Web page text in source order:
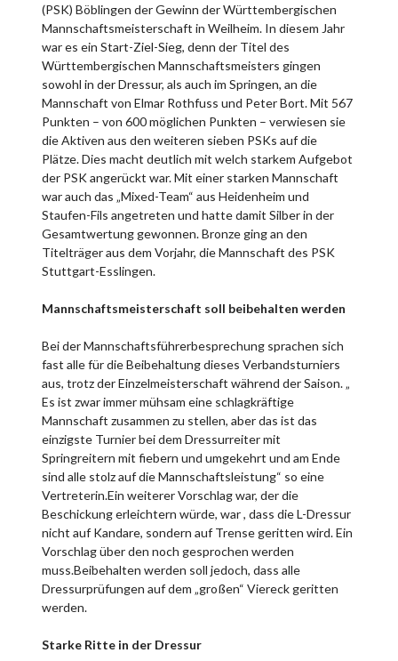
(PSK) Böblingen der Gewinn der Württembergischen
Mannschaftsmeisterschaft in Weilheim. In diesem Jahr
war es ein Start-Ziel-Sieg, denn der Titel des
Württembergischen Mannschaftsmeisters gingen
sowohl in der Dressur, als auch im Springen, an die
Mannschaft von Elmar Rothfuss und Peter Bort. Mit 567
Punkten – von 600 möglichen Punkten – verwiesen sie
die Aktiven aus den weiteren sieben PSKs auf die
Plätze. Dies macht deutlich mit welch starkem Aufgebot
der PSK angerückt war. Mit einer starken Mannschaft
war auch das „Mixed-Team“ aus Heidenheim und
Staufen-Fils angetreten und hatte damit Silber in der
Gesamtwertung gewonnen. Bronze ging an den
Titelträger aus dem Vorjahr, die Mannschaft des PSK
Stuttgart-Esslingen.
Mannschaftsmeisterschaft soll beibehalten werden
Bei der Mannschaftsführerbesprechung sprachen sich
fast alle für die Beibehaltung dieses Verbandsturniers
aus, trotz der Einzelmeisterschaft während der Saison. „
Es ist zwar immer mühsam eine schlagkräftige
Mannschaft zusammen zu stellen, aber das ist das
einzigste Turnier bei dem Dressurreiter mit
Springreitern mit fiebern und umgekehrt und am Ende
sind alle stolz auf die Mannschaftsleistung“ so eine
Vertreterin.Ein weiterer Vorschlag war, der die
Beschickung erleichtern würde, war , dass die L-Dressur
nicht auf Kandare, sondern auf Trense geritten wird. Ein
Vorschlag über den noch gesprochen werden
muss.Beibehalten werden soll jedoch, dass alle
Dressurprüfungen auf dem „großen“ Viereck geritten
werden.
Starke Ritte in der Dressur